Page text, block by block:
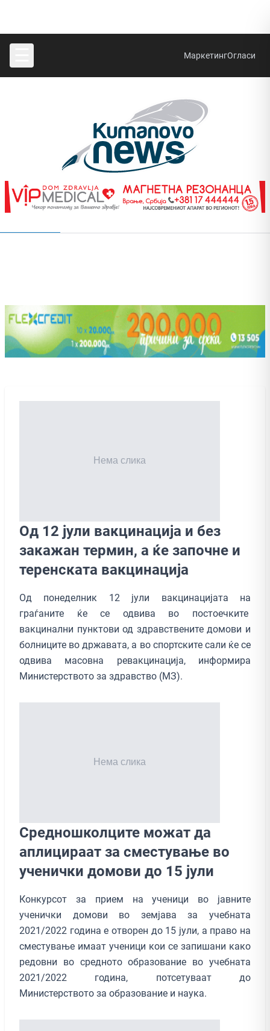
МаркетингОгласи
Од 12 јули вакцинација и без
закажан термин, а ќе започне и
теренската вакцинација
Од понеделник 12 јули вакцинацијата на
граѓаните ќе се одвива во постоечките
вакцинални пунктови од здравствените домови и
болниците во државата, а во спортските сали ќе се
одвива масовна ревакцинација, информира
Министерството за здравство (МЗ).
Средношколците можат да
аплицираат за сместување во
ученички домови до 15 јули
Конкурсот за прием на ученици во јавните
ученички домови во земјава за учебната
2021/2022 година е отворен до 15 јули, а право на
сместување имаат ученици кои се запишани како
редовни во средното образование во учебната
2021/2022 година, потсетуваат до
Министерството за образование и наука.